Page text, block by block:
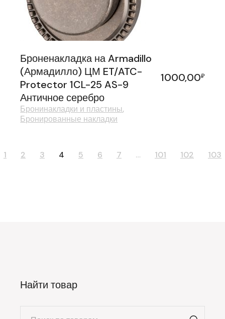
Броненакладка на Armadillo
(Армадилло) ЦМ ET/ATC-
Protector 1CL-25 AS-9
Античное серебро
1000,00₽
Бронинакладки и пластины
Бронированные накладки
1 2 3 4 5 6 7 … 101 102 103
Найти товар